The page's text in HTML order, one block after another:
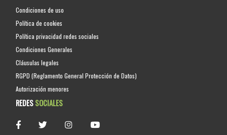
Condiciones de uso
Política de cookies
Política privacidad redes sociales
Condiciones Generales
Cláusulas legales
RGPD (Reglamento General Protección de Datos)
Autorización menores
REDESSOCIALES